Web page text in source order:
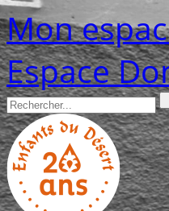
Mon
Espace